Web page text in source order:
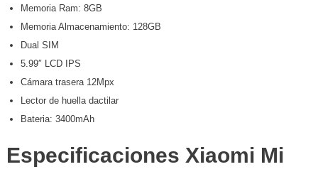
Memoria Ram: 8GB
Memoria Almacenamiento: 128GB
Dual SIM
5.99″ LCD IPS
Cámara trasera 12Mpx
Lector de huella dactilar
Bateria: 3400mAh
Especificaciones Xiaomi Mi